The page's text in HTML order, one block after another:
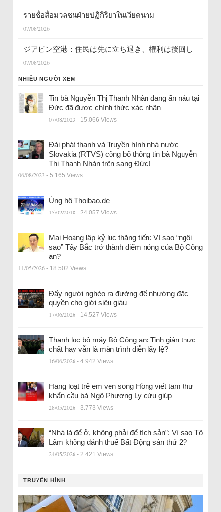
รายชื่อสื่อมวลชนฝ่ายปฏิกิริยาในเวียดนาม
07/08/2026
ジアビン空港：住民は先に立ち退き、権利は後回し
07/08/2026
NHIỀU NGƯỜI XEM
Tin bà Nguyễn Thị Thanh Nhàn đang ẩn náu tại
Đức đã được chính thức xác nhận
07/08/2023 - 15.066 Views
Đài phát thanh và Truyền hình nhà nước
Slovakia (RTVS) công bố thông tin bà Nguyễn
Thị Thanh Nhàn trốn sang Đức!
06/08/2023 - 5.165 Views
Ủng hộ Thoibao.de
15/02/2018 - 24.057 Views
Mai Hoàng lập kỷ lục thăng tiến: Vì sao “ngôi
sao” Tây Bắc trở thành điểm nóng của Bộ Công
an?
11/05/2026 - 18.502 Views
Đẩy người nghèo ra đường để nhường đặc
quyền cho giới siêu giàu
17/06/2026 - 14.527 Views
Thanh lọc bộ máy Bộ Công an: Tinh giản thực
chất hay vẫn là màn trình diễn lấy lệ?
16/06/2026 - 4.942 Views
Hàng loạt trẻ em ven sông Hồng viết tâm thư
khẩn cầu bà Ngô Phương Ly cứu giúp
28/05/2026 - 3.773 Views
“Nhà là để ở, không phải để tích sản”: Vì sao Tô
Lâm không đánh thuế Bất Động sản thứ 2?
24/05/2026 - 2.421 Views
TRUYỀN HÌNH